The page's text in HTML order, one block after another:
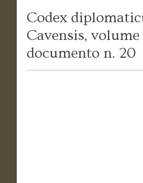
Codex
Cavensis, volume
documento n. 20